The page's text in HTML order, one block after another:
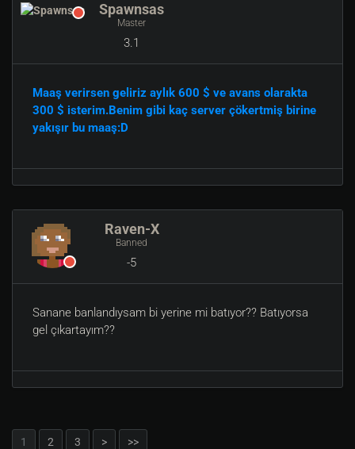
Spawnsas
Master
3.1
Maaş verirsen geliriz aylık 600 $ ve avans olarakta
300 $ isterim.Benim gibi kaç server çökertmiş birine
yakışır bu maaş:D
Raven-X
Banned
-5
Sanane banlandıysam bi yerine mi batıyor?? Batıyorsa
gel çıkartayım??
1 2 3 > >>